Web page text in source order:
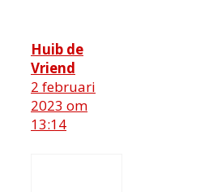
Huib de
Vriend
2 februari
2023 om
13:14